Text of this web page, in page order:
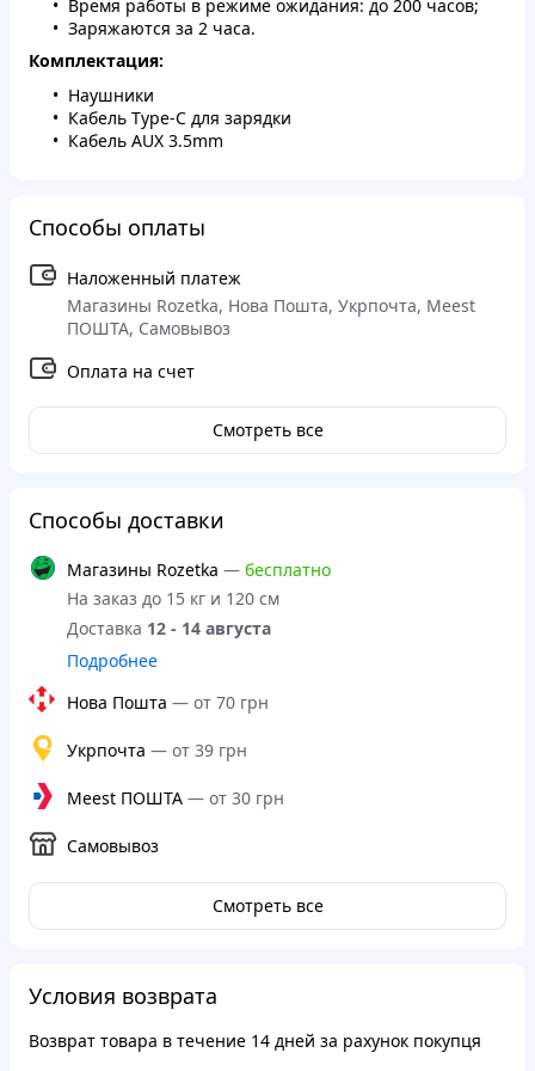
Время работы в режиме ожидания: до 200 часов;
Заряжаются за 2 часа.
Комплектация:
Наушники
Кабель Type-C для зарядки
Кабель AUX 3.5mm
Способы оплаты
Наложенный платеж
Магазины Rozetka, Нова Пошта, Укрпочта, Meest
ПОШТА, Самовывоз
Оплата на счет
Смотреть все
Способы доставки
Магазины Rozetka — бесплатно
На заказ до 15 кг и 120 см
Доставка 12 - 14 августа
Подробнее
Нова Пошта — от 70 грн
Укрпочта — от 39 грн
Meest ПОШТА — от 30 грн
Самовывоз
Смотреть все
Условия возврата
Возврат товара в течение 14 дней за рахунок покупця